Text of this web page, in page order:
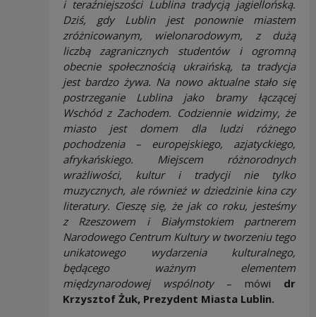
i teraźniejszości Lublina tradycją jagiellońską.
Dziś, gdy Lublin jest ponownie miastem
zróżnicowanym, wielonarodowym, z dużą
liczbą zagranicznych studentów i ogromną
obecnie społecznością ukraińską, ta tradycja
jest bardzo żywa. Na nowo aktualne stało się
postrzeganie Lublina jako bramy łączącej
Wschód z Zachodem. Codziennie widzimy, że
miasto jest domem dla ludzi różnego
pochodzenia – europejskiego, azjatyckiego,
afrykańskiego. Miejscem różnorodnych
wrażliwości, kultur i tradycji nie tylko
muzycznych, ale również w dziedzinie kina czy
literatury. Cieszę się, że jak co roku, jesteśmy
z Rzeszowem i Białymstokiem partnerem
Narodowego Centrum Kultury w tworzeniu tego
unikatowego wydarzenia kulturalnego,
będącego ważnym elementem
międzynarodowej wspólnoty– mówi dr
Krzysztof Żuk, Prezydent Miasta Lublin.